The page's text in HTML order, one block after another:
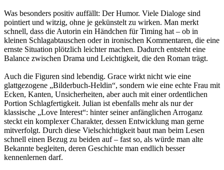
Was besonders positiv auffällt: Der Humor. Viele Dialoge sind
pointiert und witzig, ohne je gekünstelt zu wirken. Man merkt
schnell, dass die Autorin ein Händchen für Timing hat – ob in
kleinen Schlagabtauschen oder in ironischen Kommentaren, die eine
ernste Situation plötzlich leichter machen. Dadurch entsteht eine
Balance zwischen Drama und Leichtigkeit, die den Roman trägt.
Auch die Figuren sind lebendig. Grace wirkt nicht wie eine
glattgezogene „Bilderbuch-Heldin“, sondern wie eine echte Frau mit
Ecken, Kanten, Unsicherheiten, aber auch mit einer ordentlichen
Portion Schlagfertigkeit. Julian ist ebenfalls mehr als nur der
klassische „Love Interest“: hinter seiner anfänglichen Arroganz
steckt ein komplexer Charakter, dessen Entwicklung man gerne
mitverfolgt. Durch diese Vielschichtigkeit baut man beim Lesen
schnell einen Bezug zu beiden auf – fast so, als würde man alte
Bekannte begleiten, deren Geschichte man endlich besser
kennenlernen darf.